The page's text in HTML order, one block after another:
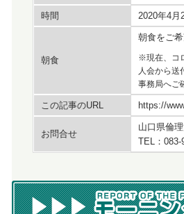
時間 2020年4
朝食
朝食をご
※現在、コ
人会から送
事務局へご
この記事のURL https://
お問合せ
山口県倫
TEL：